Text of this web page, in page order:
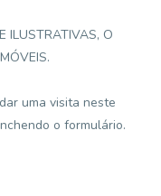
ILUSTRATIVAS, O
uma visita neste
o formulário.